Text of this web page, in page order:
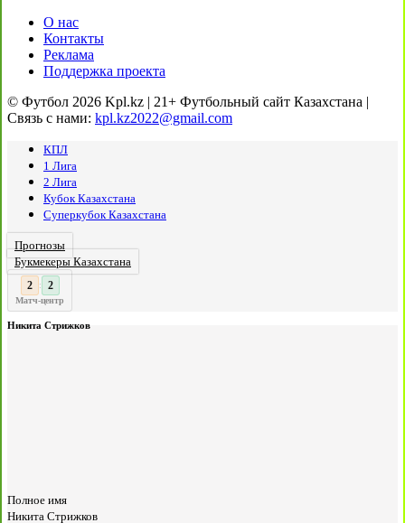
О нас
Контакты
Реклама
Поддержка проекта
© Футбол 2026 Kpl.kz | 21+ Футбольный сайт Казахстана |
Связь с нами: kpl.kz2022@gmail.com
КПЛ
1 Лига
2 Лига
Кубок Казахстана
Суперкубок Казахстана
Прогнозы
Букмекеры Казахстана
: 2
Матч-центр
Никита Стрижков
Полное имя
Никита Стрижков